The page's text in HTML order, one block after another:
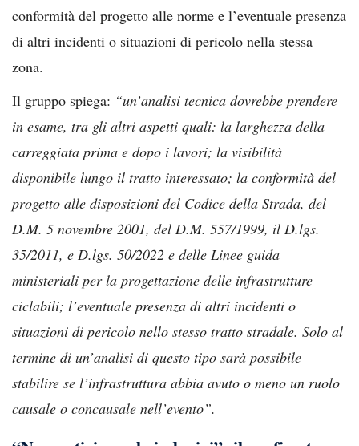
conformità del progetto alle norme e l’eventuale presenza
di altri incidenti o situazioni di pericolo nella stessa
zona.
Il gruppo spiega: “un’analisi tecnica dovrebbe prendere
in esame, tra gli altri aspetti quali: la larghezza della
carreggiata prima e dopo i lavori; la visibilità
disponibile lungo il tratto interessato; la conformità del
progetto alle disposizioni del Codice della Strada, del
D.M. 5 novembre 2001, del D.M. 557/1999, il D.lgs.
35/2011, e D.lgs. 50/2022 e delle Linee guida
ministeriali per la progettazione delle infrastrutture
ciclabili; l’eventuale presenza di altri incidenti o
situazioni di pericolo nello stesso tratto stradale. Solo al
termine di un’analisi di questo tipo sarà possibile
stabilire se l’infrastruttura abbia avuto o meno un ruolo
causale o concausale nell’evento”.